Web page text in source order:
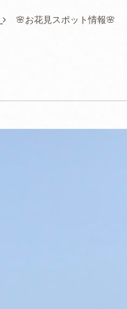
🌸お花見スポット情報🌸